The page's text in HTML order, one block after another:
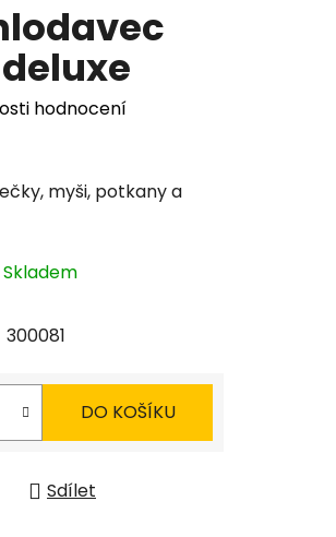
hodnocení
myši, potkany a
Skladem
300081
DO KOŠÍKU
Sdílet